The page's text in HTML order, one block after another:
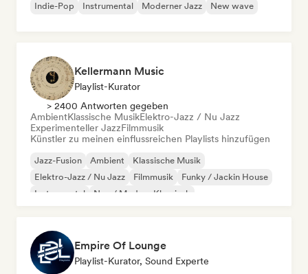
Indie-Pop
Instrumental Moderner Jazz New wave
Kellermann Music
Playlist-Kurator
> 2400 Antworten gegeben
AmbientKlassische MusikElektro-Jazz / Nu Jazz
Experimenteller JazzFilmmusik
Künstler zu meinen einflussreichen Playlists hinzufügen
Jazz-Fusion Ambient
Klassische Musik
Elektro-Jazz / Nu Jazz
Filmmusik
Funky / Jackin House
Instrumental
Neo / Modern Klassisch
Empire Of Lounge
Playlist-Kurator, Sound Experte